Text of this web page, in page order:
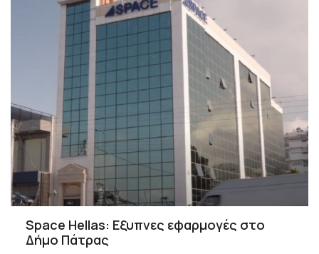
Space Hellas: Εξυπνες εφαρμογές στο
Δήμο Πάτρας